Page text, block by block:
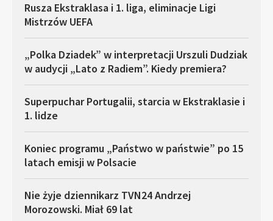
Rusza Ekstraklasa i 1. liga, eliminacje Ligi
Mistrzów UEFA
„Polka Dziadek” w interpretacji Urszuli Dudziak
w audycji „Lato z Radiem”. Kiedy premiera?
Superpuchar Portugalii, starcia w Ekstraklasie i
1. lidze
Koniec programu „Państwo w państwie” po 15
latach emisji w Polsacie
Nie żyje dziennikarz TVN24 Andrzej
Morozowski. Miał 69 lat